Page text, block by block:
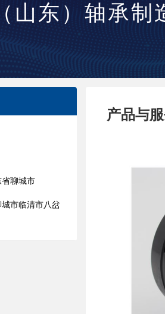
山东）轴承制
聊城市
市临清市八岔
产品与